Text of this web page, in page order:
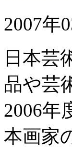
2007年
日本芸
品や芸
2006年
本画家